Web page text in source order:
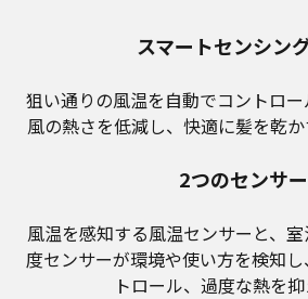
スマートセンシン
狙い通りの風温を自動でコントロ
風の熱さを低減し、快適に髪を乾か
2つのセンサー
風温を感知する風温センサーと、
度センサーが環境や使い方を検知
トロール、過度な熱を抑